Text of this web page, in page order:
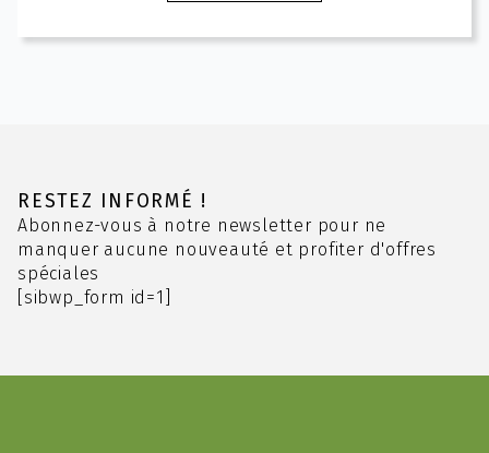
à
produit
choisies
sur
la
du
RESTEZ INFORMÉ !
Abonnez-vous à notre newsletter pour ne
manquer aucune nouveauté et profiter d'offres
spéciales
[sibwp_form id=1]